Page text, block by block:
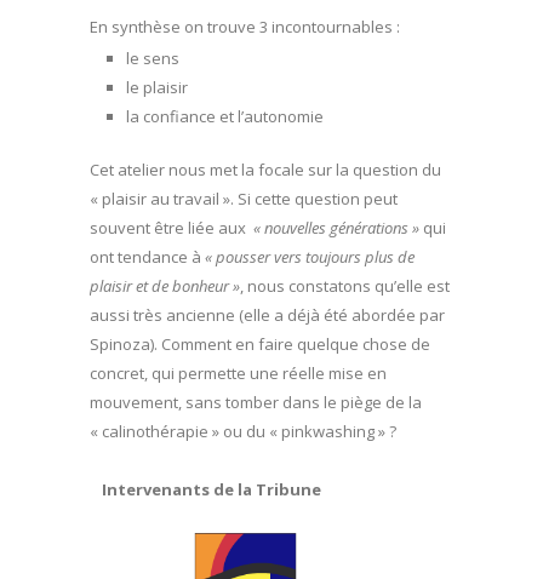
En synthèse on trouve 3 incontournables :
le sens
le plaisir
la confiance et l’autonomie
Cet atelier nous met la focale sur la question du
« plaisir au travail ». Si cette question peut
souvent être liée aux « nouvelles générations » qui
ont tendance à « pousser vers toujours plus de
plaisir et de bonheur », nous constatons qu’elle est
aussi très ancienne (elle a déjà été abordée par
Spinoza). Comment en faire quelque chose de
concret, qui permette une réelle mise en
mouvement, sans tomber dans le piège de la
« calinothérapie » ou du « pinkwashing » ?
Intervenants de la Tribune